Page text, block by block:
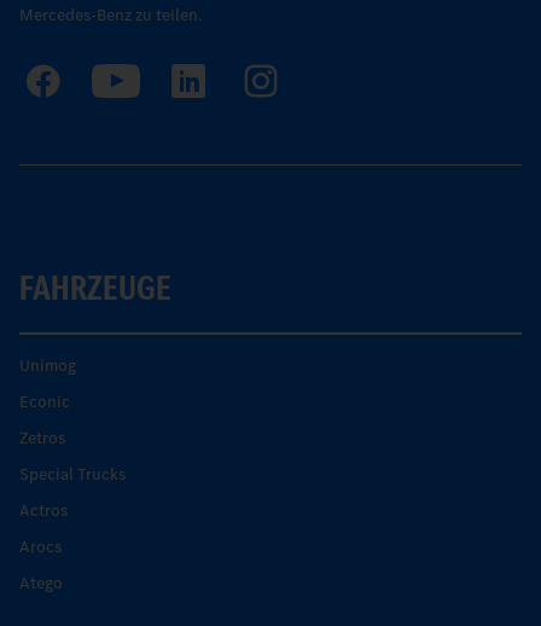
Mercedes-Benz zu teilen.
FAHRZEUGE
Unimog
Econic
Zetros
Special Trucks
Actros
Arocs
Atego